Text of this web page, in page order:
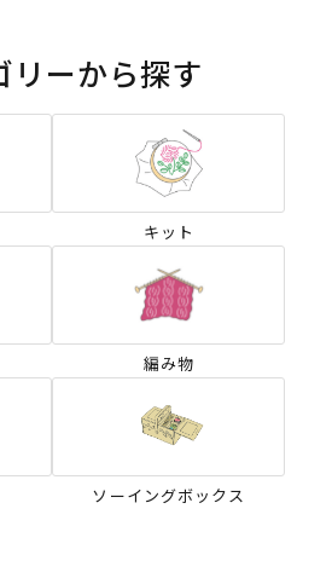
リーから探す
キット
編み物
ソーイングボックス